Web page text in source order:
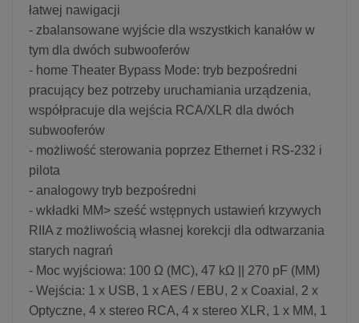
łatwej nawigacji
- zbalansowane wyjście dla wszystkich kanałów w
tym dla dwóch subwooferów
- home Theater Bypass Mode: tryb bezpośredni
pracujący bez potrzeby uruchamiania urządzenia,
współpracuje dla wejścia RCA/XLR dla dwóch
subwooferów
- możliwość sterowania poprzez Ethernet i RS-232 i
pilota
- analogowy tryb bezpośredni
- wkładki MM> sześć wstępnych ustawień krzywych
RIIA z możliwością własnej korekcji dla odtwarzania
starych nagrań
- Moc wyjściowa: 100 Ω (MC), 47 kΩ || 270 pF (MM)
- Wejścia: 1 x USB, 1 x AES / EBU, 2 x Coaxial, 2 x
Optyczne, 4 x stereo RCA, 4 x stereo XLR, 1 x MM, 1